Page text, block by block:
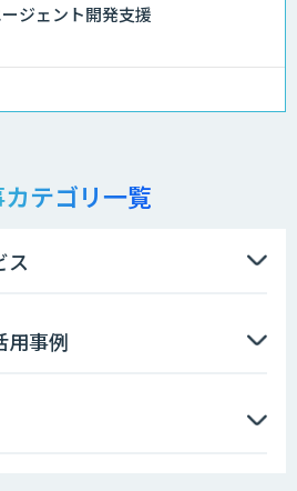
ジェント開発支援
のClaude Code研修
分析/AI開発/コンサルティング
テゴリ一覧
ス
用事例